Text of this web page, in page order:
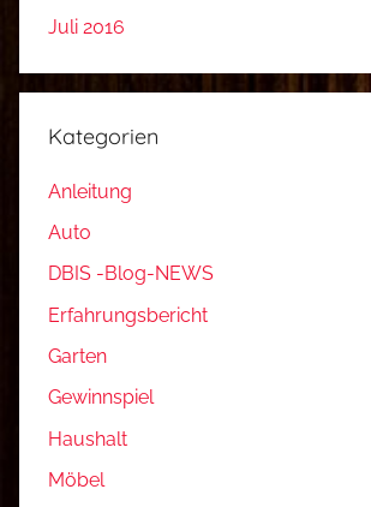
Juli 2016
Kategorien
Anleitung
Auto
DBIS -Blog-NEWS
Erfahrungsbericht
Garten
Gewinnspiel
Haushalt
Möbel